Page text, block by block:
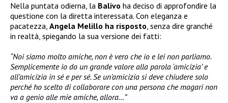
Nella puntata odierna, la Balivo ha deciso di approfondire la
questione con la diretta interessata. Con eleganza e
pacatezza, Angela Melillo ha risposto, senza dire granché
in realtà, spiegando la sua versione dei fatti:
“Noi siamo molto amiche, non è vero che io e lei non parliamo.
Semplicemente io do un grande valore alla parola ‘amicizia’ e
all’amicizia in sé e per sé. Se un’amicizia si deve chiudere solo
perché ho scelto di collaborare con una persona che magari non
va a genio alle mie amiche, allora…”